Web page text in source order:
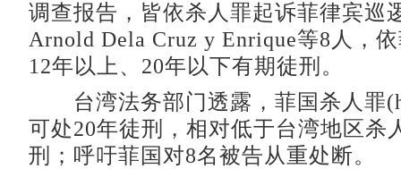
调查报告，皆依杀人罪起诉菲律宾巡
Arnold Dela Cruz y Enrique等8人，
12年以上、20年以下有期徒刑。
台湾法务部门透露，菲国杀人罪
可处20年徒刑，相对低于台湾地区杀
刑；呼吁菲国对8名被告从重处断。